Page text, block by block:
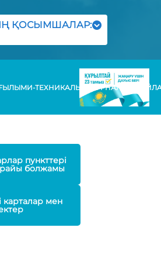
ҚОСЫМШАЛАР:
ТЕХНИКАЛЫҚ ЖУРНАЛЫ
пункттері
болжамы
карталар мен